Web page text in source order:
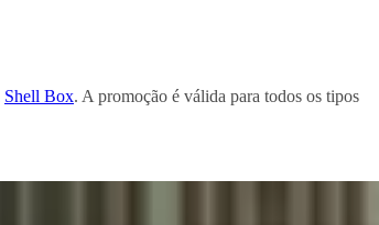
Shell Box. A promoção é válida para todos os tipos